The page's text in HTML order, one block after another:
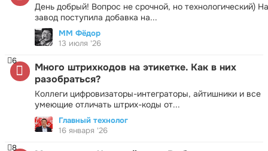
День добрый! Вопрос не срочной, но технологический) На
завод поступила добавка на...
ММ Фёдор
13 июля '26
Много штрихкодов на этикетке. Как в них
разобраться?
Коллеги цифровизаторы-интеграторы, айтишники и все
умеющие отличать штрих-коды от...
6
Главный технолог
16 января '26
8